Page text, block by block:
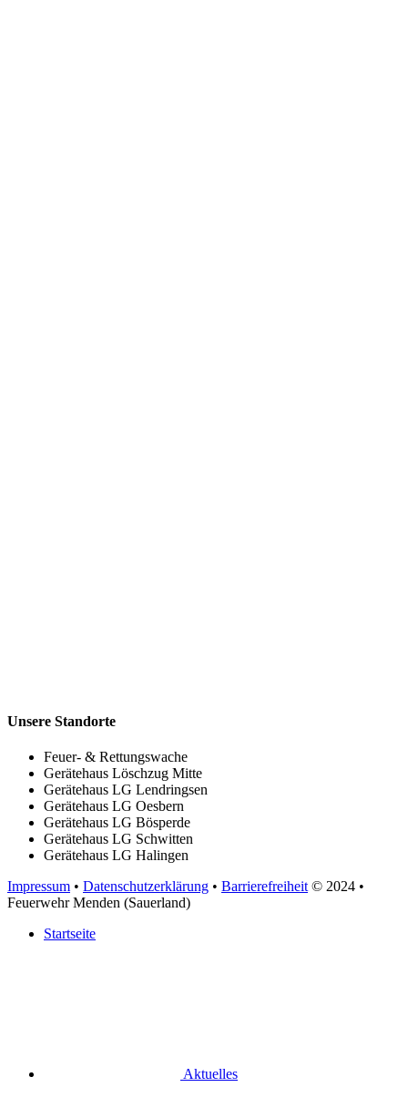
Unsere Standorte
Feuer- & Rettungswache
Gerätehaus Löschzug Mitte
Gerätehaus LG Lendringsen
Gerätehaus LG Oesbern
Gerätehaus LG Bösperde
Gerätehaus LG Schwitten
Gerätehaus LG Halingen
Impressum • Datenschutzerklärung • Barrierefreiheit © 2024 •
Feuerwehr Menden (Sauerland)
Startseite
Aktuelles